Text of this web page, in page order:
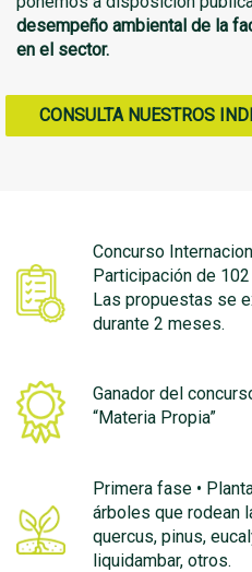
desempeño ambiental de la
en el sector.
CONSULTA NUESTROS
Concurso
Participación de
Las propuestas se
durante 2 meses.
Ganador del
“Materia Propia”
Primera fase •
árboles que rodean
quercus, pinus,
liquidambar, otros.